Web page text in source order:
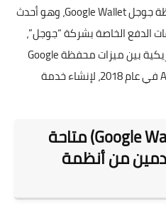
حيث يعد الإطلاق الرسمي لمحفظة جوجل Google Wallet، وهو أحدث
الدفع الخاصة بشركة “جوجل”،
حيث جمعت عملاقة التقنية الأمريكية بين ميزات محفظة Google
Wallet وخدمة الدفع Android Pay في عام 2018، لإنشاء خدمة
محفظة جوجل (Google Wallet) متاحة
من أنظمة